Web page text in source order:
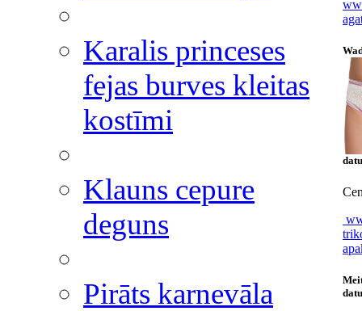
Karalis princeses
fejas burves kleitas
kostīmi
Klauns cepure
deguns
Pirāts karnevāla